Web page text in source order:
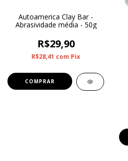
Autoamerica Clay Bar -
Abrasividade média - 50g
R$29,90
R$28,41 com Pix